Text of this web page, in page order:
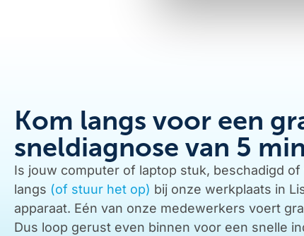
Kom langs voor een
sneldiagnose van 5
Is jouw computer of laptop stuk, beschadigd of
langs (of stuur het op) bij onze werkplaats in
apparaat. Eén van onze medewerkers voert
Dus loop gerust even binnen voor een snelle